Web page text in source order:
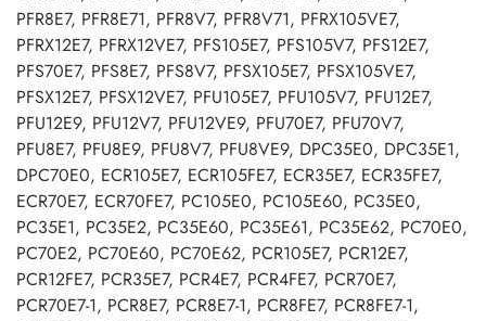
PFR8E7, PFR8E71, PFR8V7, PFR8V71, PFRX105VE7,
PFRX12E7, PFRX12VE7, PFS105E7, PFS105V7, PFS12E7,
PFS70E7, PFS8E7, PFS8V7, PFSX105E7, PFSX105VE7,
PFSX12E7, PFSX12VE7, PFU105E7, PFU105V7, PFU12E7,
PFU12E9, PFU12V7, PFU12VE9, PFU70E7, PFU70V7,
PFU8E7, PFU8E9, PFU8V7, PFU8VE9, DPC35E0, DPC35E1,
DPC70E0, ECR105E7, ECR105FE7, ECR35E7, ECR35FE7,
ECR70E7, ECR70FE7, PC105E0, PC105E60, PC35E0,
PC35E1, PC35E2, PC35E60, PC35E61, PC35E62, PC70E0,
PC70E2, PC70E60, PC70E62, PCR105E7, PCR12E7,
PCR12FE7, PCR35E7, PCR4E7, PCR4FE7, PCR70E7,
PCR70E7-1, PCR8E7, PCR8E7-1, PCR8FE7, PCR8FE7-1,